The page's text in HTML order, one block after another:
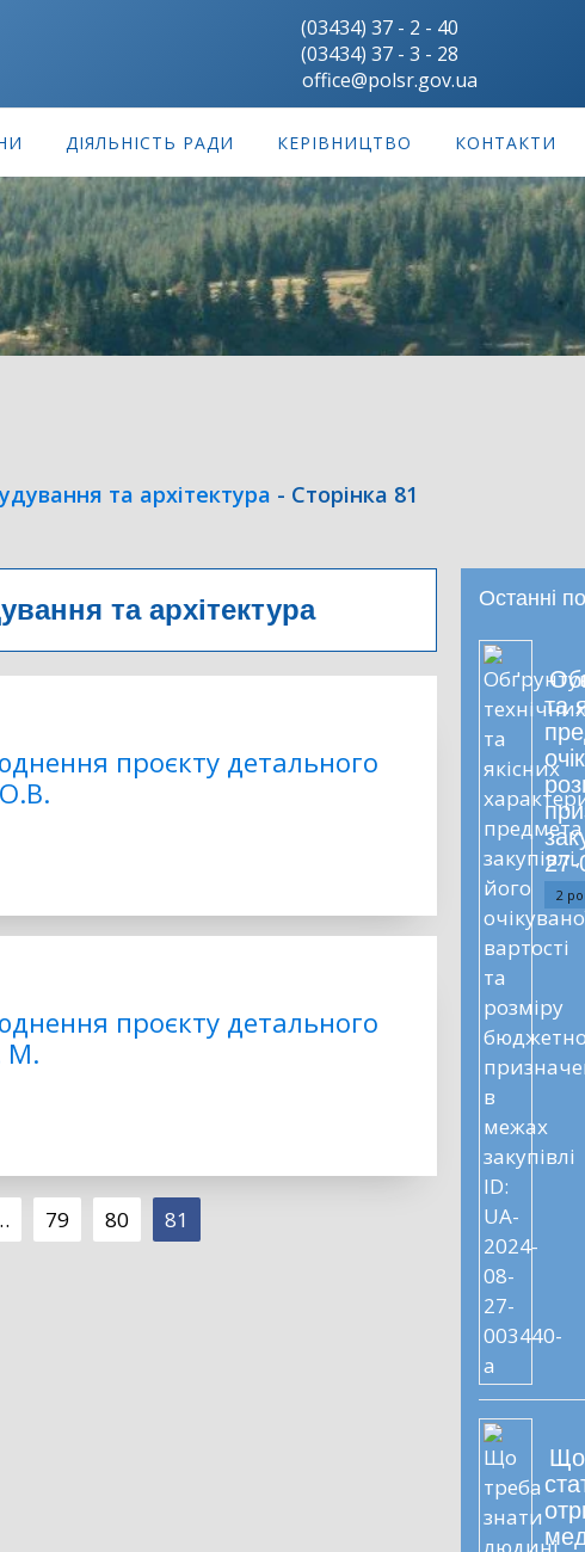
(03434) 37 - 2 - 40
(03434) 37 - 3 - 28
office@polsr.gov.ua
ДІЯЛЬНІСТЬ РАДИ КЕРІВНИЦТВО КОНТАКТИ
та архітектура - Сторінка 81
та архітектура
проєкту детального
проєкту детального
М.
79 80 81
Останні
та
27-
2
Що